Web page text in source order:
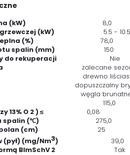
(kW)
8,0
(kW)
5.5 - 10.5
(%)
78,0
spalin (mm)
150
do rekuperacji
Nie
zalecane
115,0
(przy 13% O 2 ) ≤
0,08
spalin (℃)
275,0
polan (cm)
25
(pył) (mg/Nm3)
39,0
BlmSchV 2
Tak